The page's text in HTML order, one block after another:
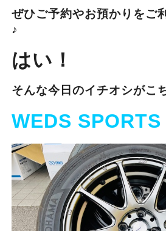
ぜひご予約やお預かりをご
♪
はい！
そんな今日のイチオシがこ
WEDS